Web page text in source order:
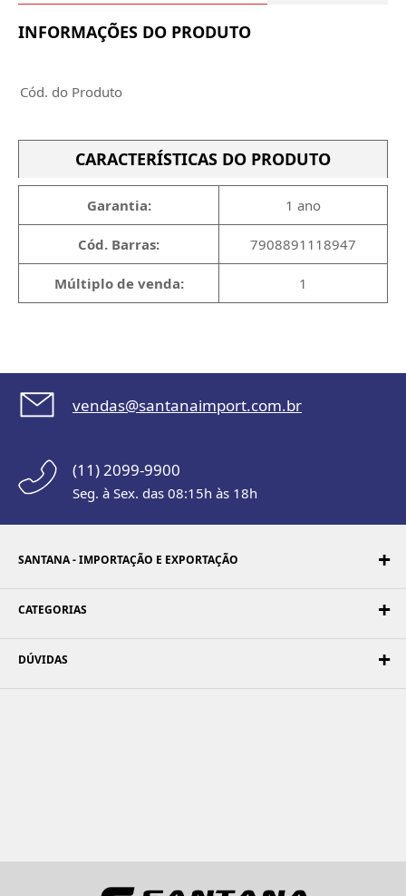
INFORMAÇÕES DO PRODUTO
Cód. do Produto
CARACTERÍSTICAS DO PRODUTO
Garantia: 1 ano
Cód. Barras: 7908891118947
Múltiplo de venda: 1
vendas@santanaimport.com.br
(11) 2099-9900
Seg. à Sex. das 08:15h às 18h
SANTANA - IMPORTAÇÃO E EXPORTAÇÃO
CATEGORIAS
DÚVIDAS